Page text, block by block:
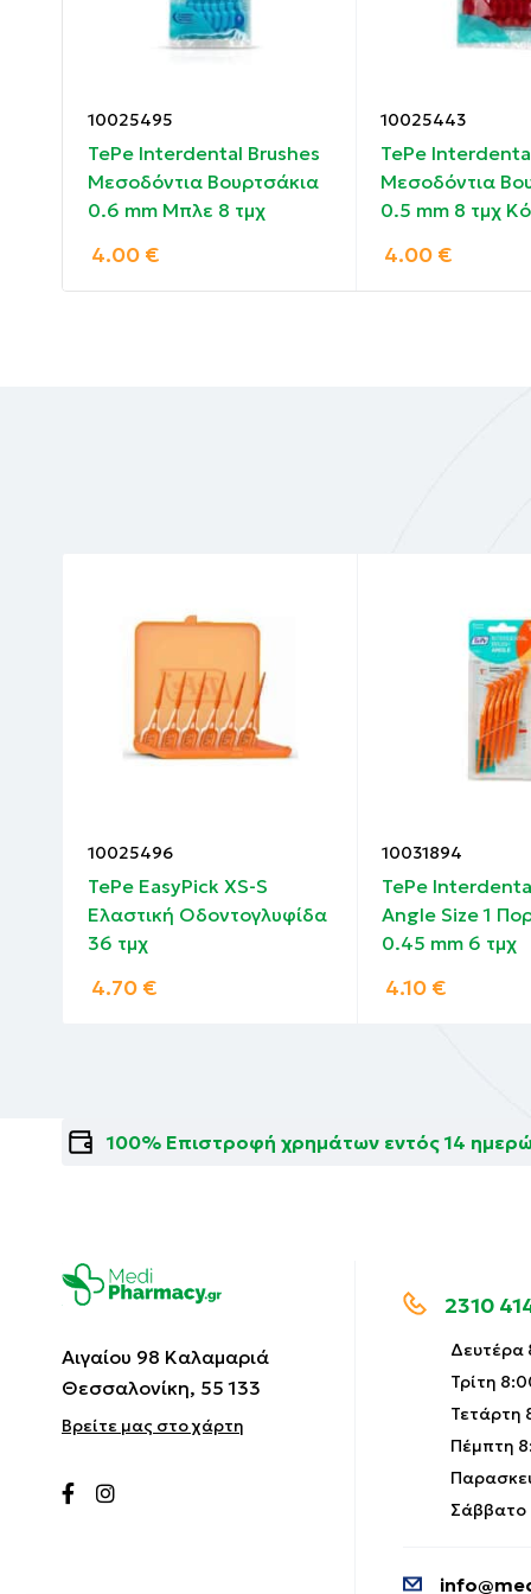
Συστατικά:
10025495
TePe Interdental Brushes
Μεσοδόντια Βουρτσάκια
0.6 mm Μπλε 8 τμχ
4.00 €
10025443
TePe
Μεσοδόντια
0.5 mm 8 τμχ
4.00 €
10025496
TePe EasyPick XS-S
Ελαστική Oδοντογλυφίδα
36 τμχ
4.70 €
10031894
TePe
Angle Size 1
0.45 mm 6 τμχ
4.10 €
100% Επιστροφή χρημάτων εντός 14
Αιγαίου 98 Καλαμαριά
Θεσσαλονίκη, 55 133
Βρείτε μας στο χάρτη
2310
Δευτέρα
Τρίτη
Τετάρτη
Πέμπτη
Σάββατο